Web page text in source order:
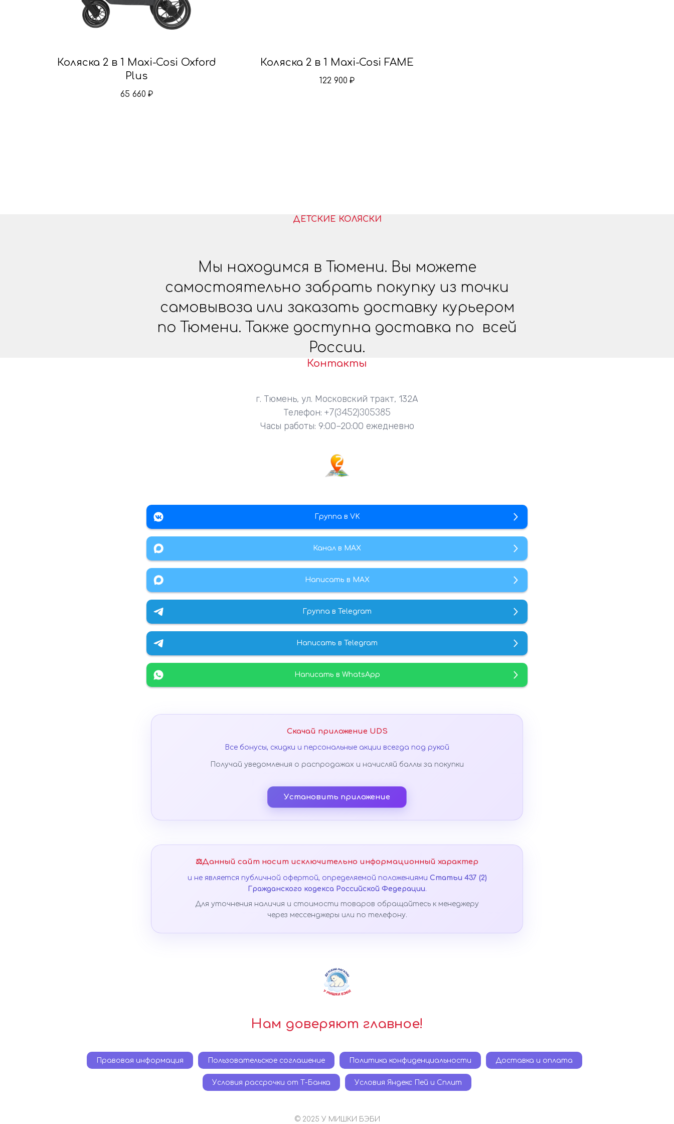
Коляска 2 в 1 Maxi-Cosi Oxford
Plus
65 660 ₽
Коляска 2 в 1 Maxi-Cosi FAME
122 900 ₽
ДЕТСКИЕ КОЛЯСКИ
Мы находимся в Тюмени. Вы можете
самостоятельно забрать покупку из точки
самовывоза или заказать доставку курьером
по Тюмени. Также доступна доставка по всей
России.
Контакты
г. Тюмень, ул. Московский тракт, 132А
Телефон: +7(3452)305385
Часы работы: 9:00–20:00 ежедневно
Группа в VK
Канал в МАХ
Написать в MAX
Группа в Telegram
Написать в Telegram
Написать в WhatsApp
Скачай приложение UDS
Все бонусы, скидки и персональные акции всегда под рукой
Получай уведомления о распродажах и начисляй баллы за покупки
Установить приложение
⚖️Данный сайт носит исключительно информационный характер
и не является публичной офертой, определяемой положениями Статьи 437 (2)
Гражданского кодекса Российской Федерации.
Для уточнения наличия и стоимости товаров обращайтесь к менеджеру
через мессенджеры или по телефону.
Нам доверяют главное!
Правовая информация Пользовательское соглашение Политика конфиденциальности Доставка и оплата
Условия рассрочки от Т-Банка Условия Яндекс Пей и Сплит
© 2025 У МИШКИ БЭБИ